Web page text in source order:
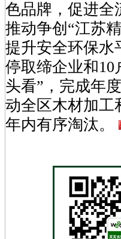
色品牌，促进全
推动争创“江苏
提升安全环保水
停取缔企业和10
头看”，完成年
动全区木材加工
年内有序淘汰。